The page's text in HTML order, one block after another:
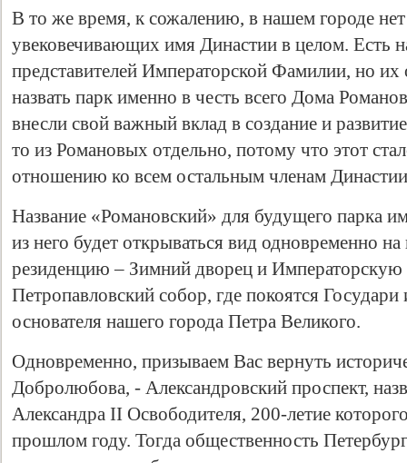
В то же время, к сожалению, в нашем городе
увековечивающих имя Династии в целом. Есть
представителей Императорской Фамилии, но
назвать парк именно в честь всего Дома
внесли свой важный вклад в создание и
то из Романовых отдельно, потому что этот
отношению ко всем остальным членам
Название «Романовский» для будущего парка
из него будет открываться вид одновременно
резиденцию – Зимний дворец и
Петропавловский собор, где покоятся
основателя нашего города Петра Великого.
Одновременно, призываем Вас вернуть
Добролюбова, - Александровский проспект,
Александра II Освободителя, 200-летие
прошлом году. Тогда общественность